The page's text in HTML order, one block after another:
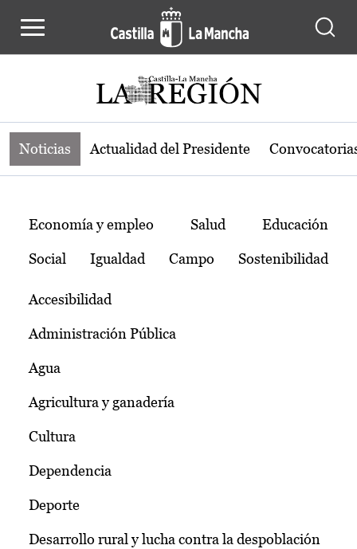
Noticias de la región de Castilla-La
Noticias Actualidad del Presidente
Temas
Economía y empleo Salud Educación
Social Igualdad Campo Sostenibilidad
Accesibilidad
Administración Pública
Agua
Agricultura y ganadería
Cultura
Dependencia
Deporte
Desarrollo rural y lucha contra la despoblación